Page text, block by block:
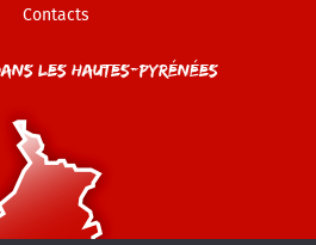
Contacts
les Hautes-Pyrénées